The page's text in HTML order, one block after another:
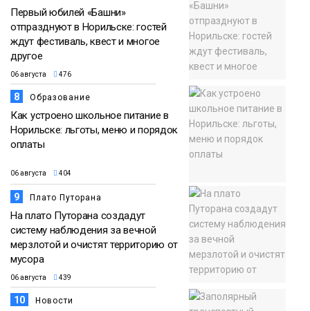
Первый юбилей «Башни»
отпразднуют в Норильске: гостей
ждут фестиваль, квест и многое
другое
06 августа 476
8 Образование
Как устроено школьное питание в
Норильске: льготы, меню и порядок
оплаты
06 августа 404
9 Плато Путорана
На плато Путорана создадут
систему наблюдения за вечной
мерзлотой и очистят территорию от
мусора
06 августа 439
10 Новости